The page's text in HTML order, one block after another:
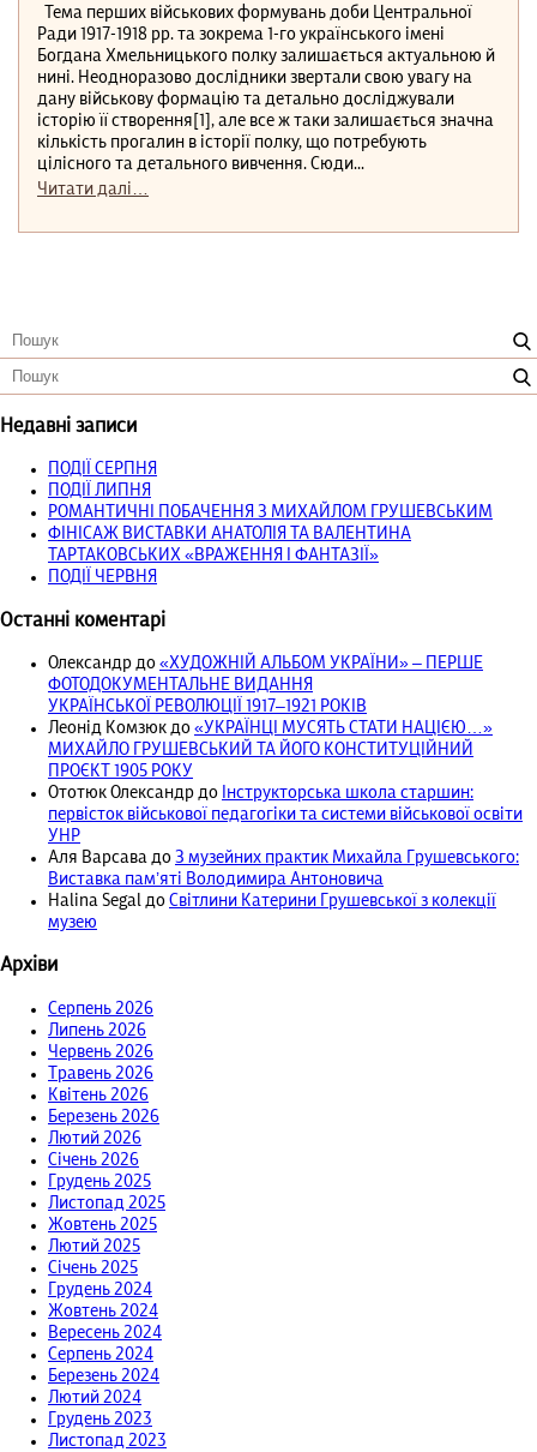
Тема перших військових формувань доби Центральної
Ради 1917-1918 рр. та зокрема 1-го українського імені
Богдана Хмельницького полку залишається актуальною й
нині. Неодноразово дослідники звертали свою увагу на
дану військову формацію та детально досліджували
історію її створення[1], але все ж таки залишається значна
кількість прогалин в історії полку, що потребують
цілісного та детального вивчення. Сюди...
Читати далі…
Недавні записи
ПОДІЇ СЕРПНЯ
ПОДІЇ ЛИПНЯ
РОМАНТИЧНІ ПОБАЧЕННЯ З МИХАЙЛОМ ГРУШЕВСЬКИМ
ФІНІСАЖ ВИСТАВКИ АНАТОЛІЯ ТА ВАЛЕНТИНА
ТАРТАКОВСЬКИХ «ВРАЖЕННЯ І ФАНТАЗІЇ»
ПОДІЇ ЧЕРВНЯ
Останні коментарі
Олександр до «ХУДОЖНІЙ АЛЬБОМ УКРАЇНИ» – ПЕРШЕ
ФОТОДОКУМЕНТАЛЬНЕ ВИДАННЯ
УКРАЇНСЬКОЇ РЕВОЛЮЦІЇ 1917‒1921 РОКІВ
Леонід Комзюк до «УКРАЇНЦІ МУСЯТЬ СТАТИ НАЦІЄЮ…»
МИХАЙЛО ГРУШЕВСЬКИЙ ТА ЙОГО КОНСТИТУЦІЙНИЙ
ПРОЄКТ 1905 РОКУ
Ототюк Олександр до Інструкторська школа старшин:
первісток військової педагогіки та системи військової освіти
УНР
Аля Варсава до З музейних практик Михайла Грушевського:
Виставка пам’яті Володимира Антоновича
Halina Segal до Світлини Катерини Грушевської з колекції
музею
Архіви
Серпень 2026
Липень 2026
Червень 2026
Травень 2026
Квітень 2026
Березень 2026
Лютий 2026
Січень 2026
Грудень 2025
Листопад 2025
Жовтень 2025
Лютий 2025
Січень 2025
Грудень 2024
Жовтень 2024
Вересень 2024
Серпень 2024
Березень 2024
Лютий 2024
Грудень 2023
Листопад 2023